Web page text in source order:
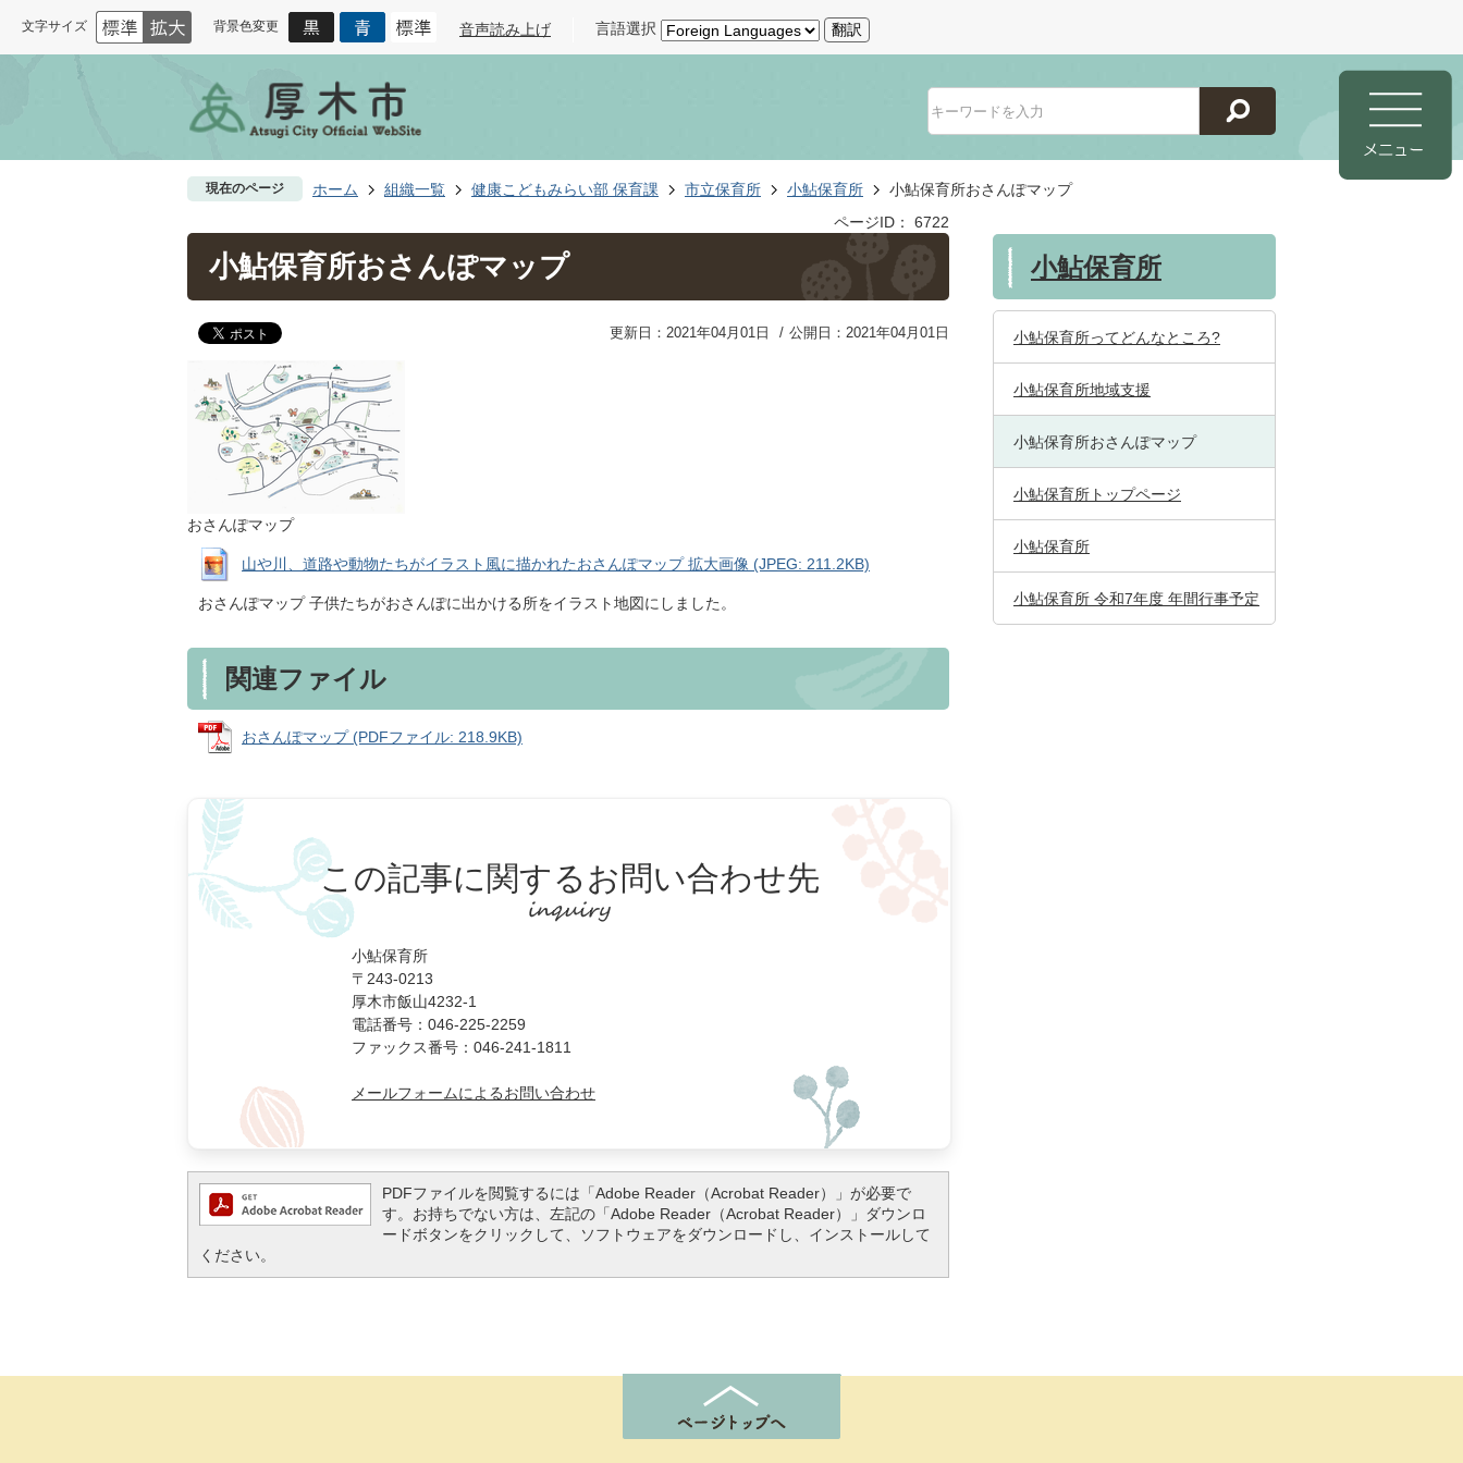
文字サイズ 背景色変更 音声読み上げ 言語選択 翻訳
現在のページ ホーム 組織一覧 健康こどもみらい部 保育課 市立保育所 小鮎保育所
小鮎保育所おさんぽマップ
ページID：
6722
小鮎保育所おさんぽマップ
更新日：2021年04月01日 公開日：2021年04月01日
おさんぽマップ
山や川、道路や動物たちがイラスト風に描かれたおさんぽマップ 拡大画像 (JPEG: 211.2KB)
おさんぽマップ 子供たちがおさんぽに出かける所をイラスト地図にしました。
関連ファイル
おさんぽマップ (PDFファイル: 218.9KB)
この記事に関するお問い合わせ先
小鮎保育所
〒243-0213
厚木市飯山4232-1
電話番号：046-225-2259
ファックス番号：046-241-1811
メールフォームによるお問い合わせ
PDFファイルを閲覧するには「Adobe Reader（Acrobat Reader）」が必要で
す。お持ちでない方は、左記の「Adobe Reader（Acrobat Reader）」ダウンロ
ードボタンをクリックして、ソフトウェアをダウンロードし、インストールして
ください。
小鮎保育所
小鮎保育所ってどんなところ?
小鮎保育所地域支援
小鮎保育所おさんぽマップ
小鮎保育所トップページ
小鮎保育所
小鮎保育所 令和7年度 年間行事予定